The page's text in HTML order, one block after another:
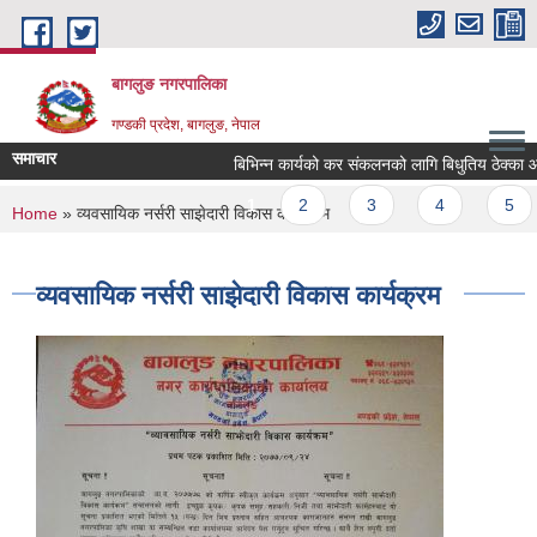
Skip to main content
बागलुङ नगरपालिका
गण्डकी प्रदेश, बागलुङ, नेपाल
समाचार बिभिन्न कार्यको कर संकलनको लागि बिधुतिय ठेक्का
Pages
1 2
You are here
Home » व्यवसायिक नर्सरी साझेदारी विकास कार्यक्रम
व्यवसायिक नर्सरी साझेदारी विकास कार्यक्रम